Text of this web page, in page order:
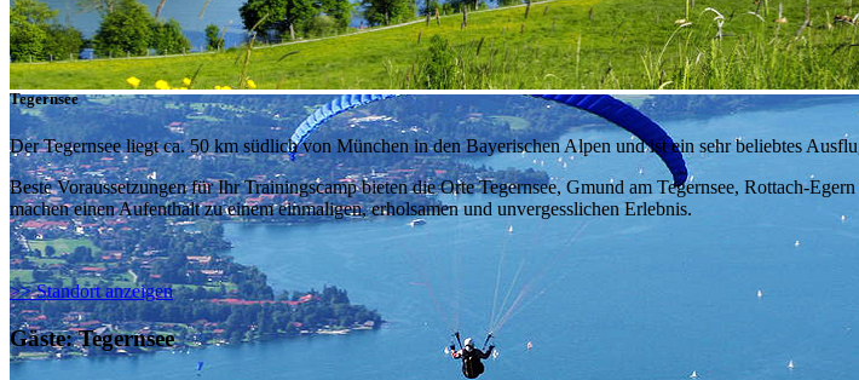
Tegernsee
Der Tegernsee liegt ca. 50 km südlich von München in den Bayerischen Alpen und ist ein sehr beliebtes
Beste Voraussetzungen für Ihr Trainingscamp bieten die Orte Tegernsee, Gmund am Tegernsee, Rottach-
machen einen Aufenthalt zu einem einmaligen, erholsamen und unvergesslichen Erlebnis.
>> Standort anzeigen
Gäste: Tegernsee